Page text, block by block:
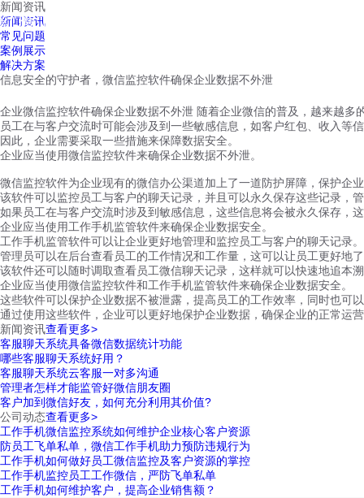
红鹰工作手机
新闻资讯
新闻资讯
常见问题
案例展示
解决方案
信息安全的守护者，微信监控软件确保企业数据不外泄
企业微信监控软件确保企业数据不外泄 随着企业微信的普及，越来越
员工在与客户交流时可能会涉及到一些敏感信息，如客户红包、收入等
因此，企业需要采取一些措施来保障数据安全。
企业应当使用微信监控软件来确保企业数据不外泄。
微信监控软件为企业现有的微信办公渠道加上了一道防护屏障，保护企
该软件可以监控员工与客户的聊天记录，并且可以永久保存这些记录，
如果员工在与客户交流时涉及到敏感信息，这些信息将会被永久保存，
企业应当使用工作手机监管软件来确保企业数据安全。
工作手机监管软件可以让企业更好地管理和监控员工与客户的聊天记录。
管理员可以在后台查看员工的工作情况和工作量，这可以让员工更好地
该软件还可以随时调取查看员工微信聊天记录，这样就可以快速地追本
企业应当使用微信监控软件和工作手机监管软件来确保企业数据安全。
这些软件可以保护企业数据不被泄露，提高员工的工作效率，同时也可
通过使用这些软件，企业可以更好地保护企业数据，确保企业的正常运
新闻资讯查看更多>
客服聊天系统具备微信数据统计功能
哪些客服聊天系统好用？
客服聊天系统云客服一对多沟通
管理者怎样才能监管好微信朋友圈
客户加到微信好友，如何充分利用其价值?
公司动态查看更多>
工作手机微信监控系统如何维护企业核心客户资源
防员工飞单私单，微信工作手机助力预防违规行为
工作手机如何做好员工微信监控及客户资源的掌控
工作手机监控员工工作微信，严防飞单私单
工作手机如何维护客户，提高企业销售额？